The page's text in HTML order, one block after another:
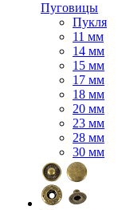
Пуговицы
Пукля
11 мм
14 мм
15 мм
17 мм
18 мм
20 мм
23 мм
28 мм
30 мм